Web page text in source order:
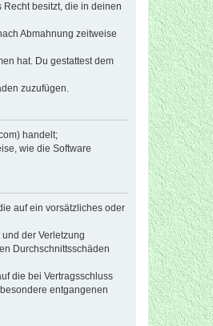
besitzt, die in deinen
Abmahnung zeitweise
hat. Du gestattest dem
zuzufügen.
handelt;
wie die Software
auf ein vorsätzliches oder
der Verletzung
Durchschnittsschäden
die bei Vertragsschluss
entgangenen